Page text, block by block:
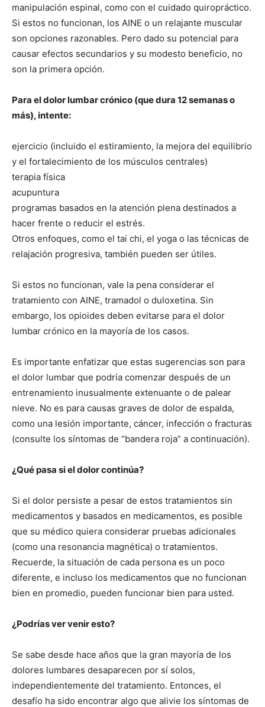
manipulación espinal, como con el cuidado quiropráctico.
Si estos no funcionan, los AINE o un relajante muscular
son opciones razonables. Pero dado su potencial para
causar efectos secundarios y su modesto beneficio, no
son la primera opción.
Para el dolor lumbar crónico (que dura 12 semanas o
más), intente:
ejercicio (incluido el estiramiento, la mejora del equilibrio
y el fortalecimiento de los músculos centrales)
terapia física
acupuntura
programas basados en la atención plena destinados a
hacer frente o reducir el estrés.
Otros enfoques, como el tai chi, el yoga o las técnicas de
relajación progresiva, también pueden ser útiles.
Si estos no funcionan, vale la pena considerar el
tratamiento con AINE, tramadol o duloxetina. Sin
embargo, los opioides deben evitarse para el dolor
lumbar crónico en la mayoría de los casos.
Es importante enfatizar que estas sugerencias son para
el dolor lumbar que podría comenzar después de un
entrenamiento inusualmente extenuante o de palear
nieve. No es para causas graves de dolor de espalda,
como una lesión importante, cáncer, infección o fracturas
(consulte los síntomas de “bandera roja” a continuación).
¿Qué pasa si el dolor continúa?
Si el dolor persiste a pesar de estos tratamientos sin
medicamentos y basados ​​en medicamentos, es posible
que su médico quiera considerar pruebas adicionales
(como una resonancia magnética) o tratamientos.
Recuerde, la situación de cada persona es un poco
diferente, e incluso los medicamentos que no funcionan
bien en promedio, pueden funcionar bien para usted.
¿Podrías ver venir esto?
Se sabe desde hace años que la gran mayoría de los
dolores lumbares desaparecen por sí solos,
independientemente del tratamiento. Entonces, el
desafío ha sido encontrar algo que alivie los síntomas de